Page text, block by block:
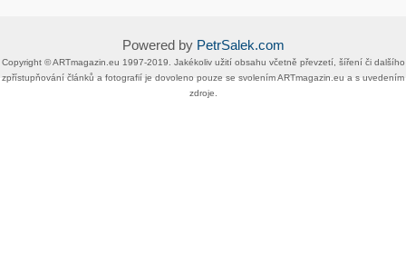
Powered by PetrSalek.com
Copyright ©​ ​​ARTmagazin.eu ​1997-2019​.​ Jakékoliv užití obsahu včetně převzetí, šíření či dalšího
zpřístupňování článků a fotografií je dovoleno pouze se svolením ​ARTmagazin.eu​ ​a s uvedením
zdroje.